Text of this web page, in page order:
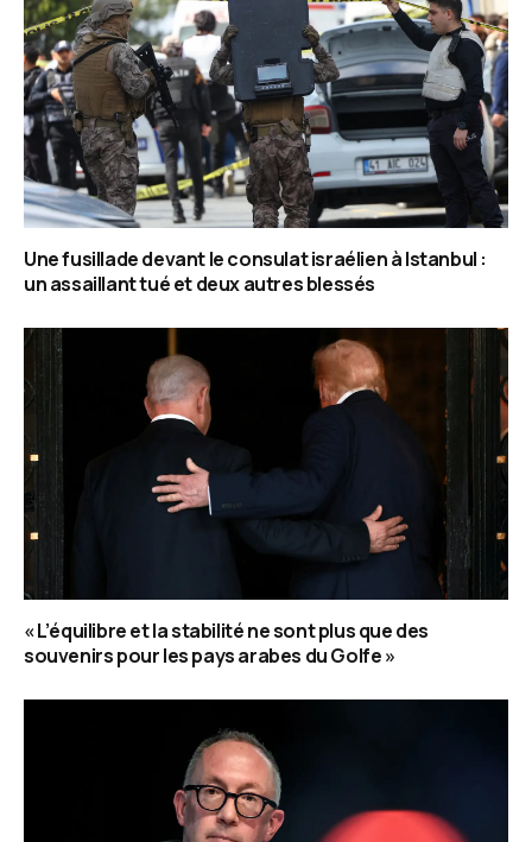
Une fusillade devant le consulat israélien à Istanbul :
un assaillant tué et deux autres blessés
« L’équilibre et la stabilité ne sont plus que des
souvenirs pour les pays arabes du Golfe »